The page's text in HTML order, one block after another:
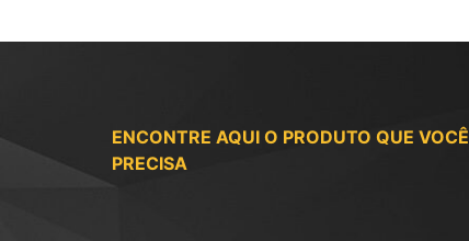
ENCONTRE AQUI O PRODUTO QUE VOCÊ
PRECISA